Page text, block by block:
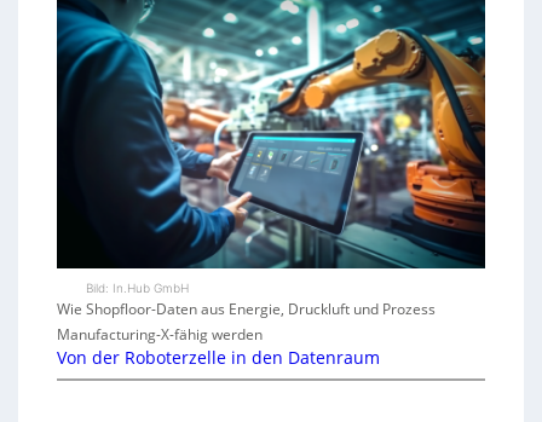
Bild: In.Hub GmbH
Wie Shopfloor-Daten aus Energie, Druckluft und Prozess
Manufacturing-X-fähig werden
Von der Roboterzelle in den Datenraum